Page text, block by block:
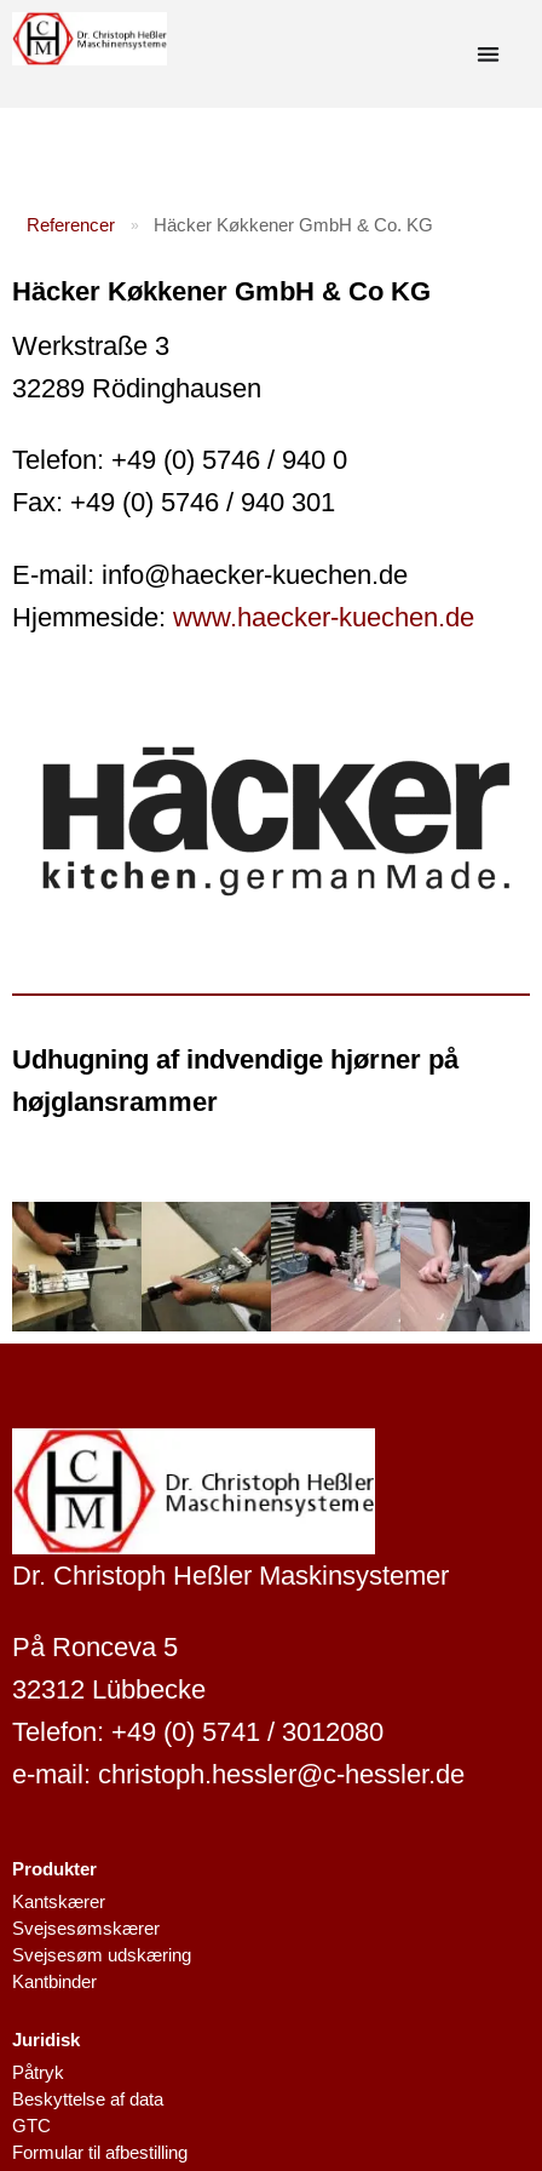
Referencer » Häcker Køkkener GmbH & Co. KG
Häcker Køkkener GmbH & Co KG
Werkstraße 3
32289 Rödinghausen
Telefon: +49 (0) 5746 / 940 0
Fax: +49 (0) 5746 / 940 301
E-mail: info@haecker-kuechen.de
Hjemmeside: www.haecker-kuechen.de
Udhugning af indvendige hjørner på
højglansrammer
Dr. Christoph Heßler Maskinsystemer
På Ronceva 5
32312 Lübbecke
Telefon: +49 (0) 5741 / 3012080
e-mail: christoph.hessler@c-hessler.de
Produkter
Kantskærer
Svejsesømskærer
Svejsesøm udskæring
Kantbinder
Juridisk
Påtryk
Beskyttelse af data
GTC
Formular til afbestilling
Polish
Swedish
Finnish
Dutch